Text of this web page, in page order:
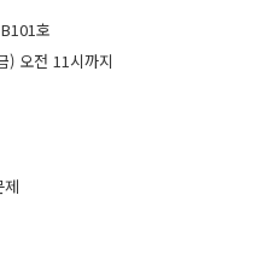
호
) 오전 11시까지